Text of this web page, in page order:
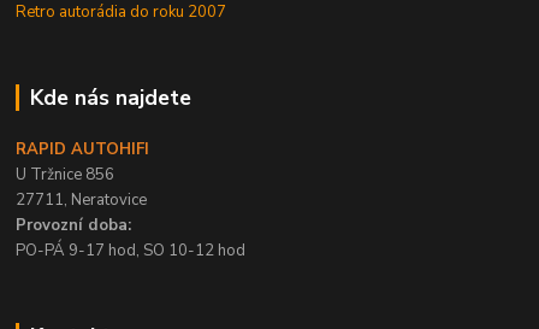
Retro autorádia do roku 2007
Kde nás najdete
RAPID AUTOHIFI
U Tržnice 856
27711, Neratovice
Provozní doba:
PO-PÁ 9-17 hod, SO 10-12 hod